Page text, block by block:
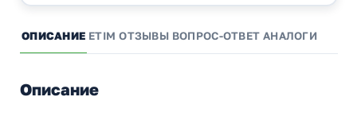
ОПИСАНИЕ ETIM ОТЗЫВЫ ВОПРОС-ОТВЕТ АНАЛОГИ
Описание